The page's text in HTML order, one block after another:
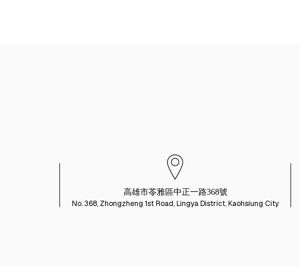
高雄市苓雅區中正一路368號
No. 368, Zhongzheng 1st Road, Lingya District, Kaohsiung City